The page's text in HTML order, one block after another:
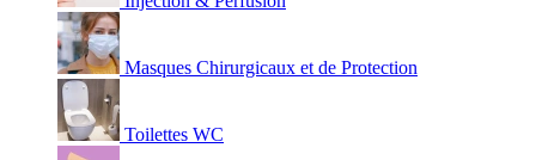
Masques Chirurgicaux et de Protection
Toilettes WC